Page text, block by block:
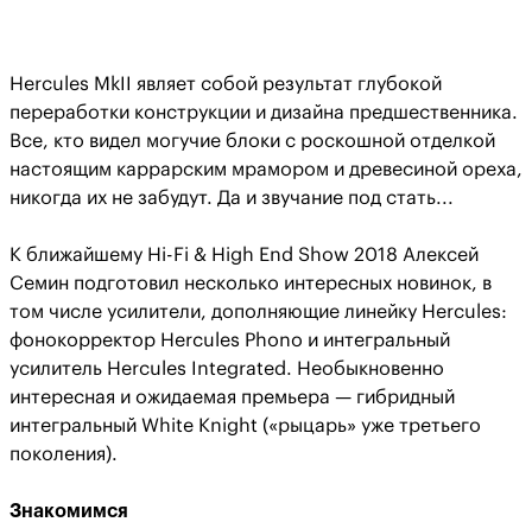
Hercules MkII являет собой результат глубокой
переработки конструкции и дизайна предшественника.
Все, кто видел могучие блоки с роскошной отделкой
настоящим каррарским мрамором и древесиной ореха,
никогда их не забудут. Да и звучание под стать...
К ближайшему Hi-Fi & High End Show 2018 Алексей
Семин подготовил несколько интересных новинок, в
том числе усилители, дополняющие линейку Hercules:
фонокорректор Hercules Phono и интегральный
усилитель Hercules Integrated. Необыкновенно
интересная и ожидаемая премьера — гибридный
интегральный White Knight («рыцарь» уже третьего
поколения).
Знакомимся